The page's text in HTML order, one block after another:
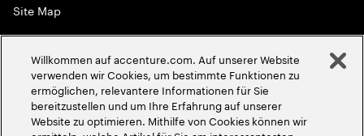
Site Map
Globale Meritokratie
2026Accenture. Alle Rechte vorbehalten
Willkommen auf accenture.com. Auf unserer Website
verwenden wir Cookies, um bestimmte Funktionen zu
ermöglichen, relevantere Informationen für Sie
bereitzustellen und um Ihre Erfahrung auf unserer
Website zu optimieren. Mithilfe von Cookies können wir